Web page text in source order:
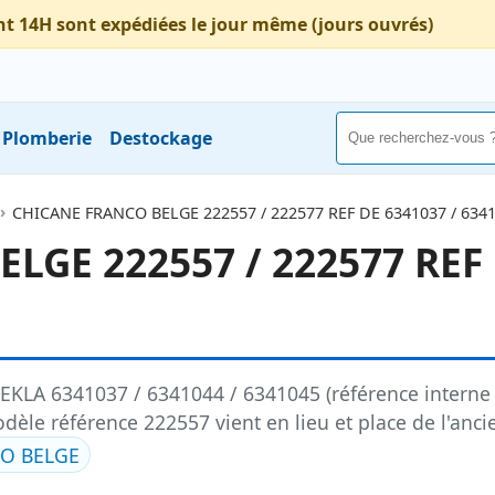
14H sont expédiées le jour même (jours ouvrés)
Plomberie Destockage
CHICANE FRANCO BELGE 222557 / 222577 REF DE 6341037 /
222557 / 222577
6341037 / 6341044 / 6341045 (référence
référence 222557 vient en lieu et place de
BELGE